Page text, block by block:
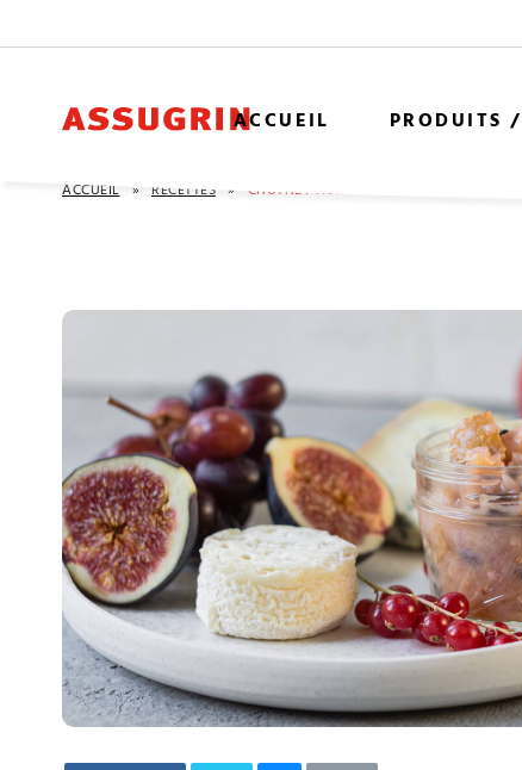
ACCUEIL PRODUITS
ACCUEIL » RECETTES » CHUTNEY AUX POIRES POUR